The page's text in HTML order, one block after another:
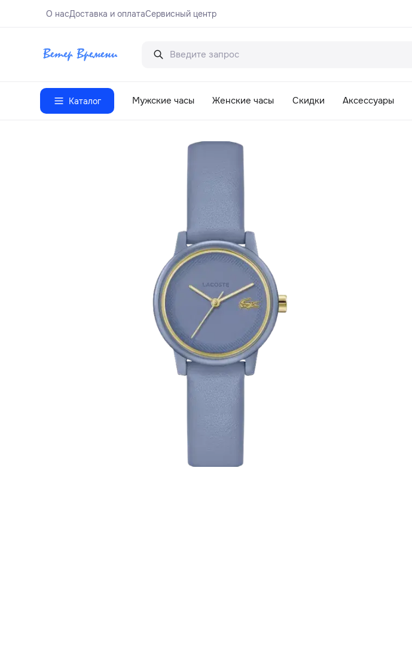
О насДоставка и оплатаСервисный центр
Каталог Мужские часы Женские часы Скидки Аксессуары